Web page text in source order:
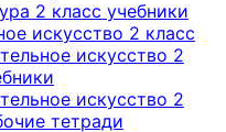
2 класс учебники
искусство 2 класс
искусство 2
искусство 2
тетради